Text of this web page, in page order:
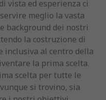
vista ed esperienza ci
meglio la vasta
background dei nostri
la costruzione di
inclusiva al centro della
la prima scelta.
scelta per tutte le
si trovino, sia